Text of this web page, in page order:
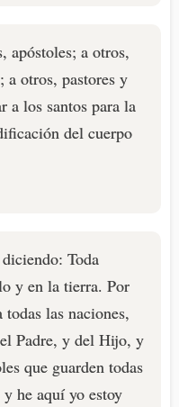
apóstoles; a otros,
a otros, pastores y
a los santos para la
del cuerpo
Toda
y en la tierra. Por
las naciones,
Padre, y del Hijo, y
que guarden todas
y he aquí yo estoy